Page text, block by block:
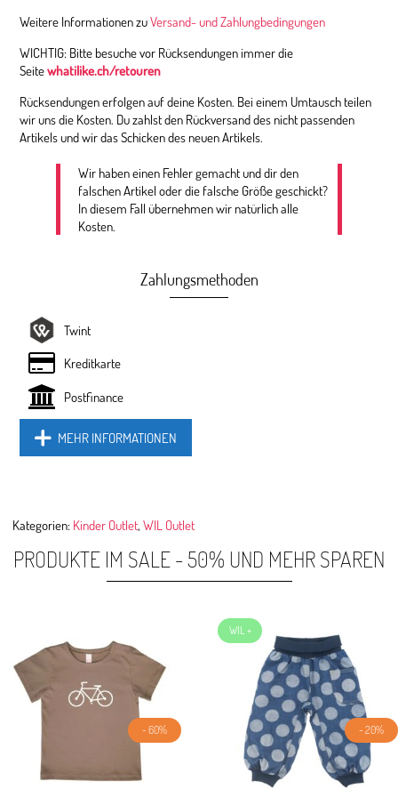
Weitere Informationen zuVersand- und Zahlungbedingungen
WICHTIG: Bitte besuche vor Rücksendungen immer die
Seitewhatilike.ch/retouren
Rücksendungen erfolgen auf deine Kosten. Bei einem Umtausch teilen
wir uns die Kosten. Du zahlst den Rückversand des nicht passenden
Artikels und wir das Schicken des neuen Artikels.
Wir haben einen Fehler gemacht und dir den
falschen Artikel oder die falsche Größe geschickt?
In diesem Fall übernehmen wir natürlich alle
Kosten.
Zahlungsmethoden
Twint
Kreditkarte
Postfinance
MEHR INFORMATIONEN
Kategorien: Kinder Outlet,WIL Outlet
PRODUKTE IM SALE - 50% UND MEHR SPAREN
- 60% - 20%